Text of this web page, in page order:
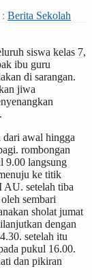
Berita Sekolah
siswa kelas 7,
ibu guru
di sarangan.
jiwa
dari awal hingga
rombongan
9.00 langsung
ke titik
AU. setelah tiba
sembari
sholat jumat
dengan
setelah itu
pukul 16.00.
dan pikiran